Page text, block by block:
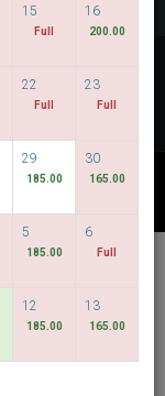
15
Full
16
200.00
22
Full
23
Full
29
185.00
30
165.00
5
185.00
6
Full
12
185.00
13
165.00